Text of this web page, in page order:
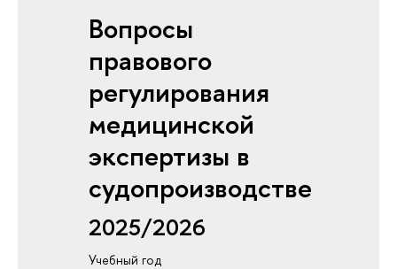
Вопросы
правового
регулирования
медицинской
экспертизы в
судопроизводстве
2025/2026
Учебный год